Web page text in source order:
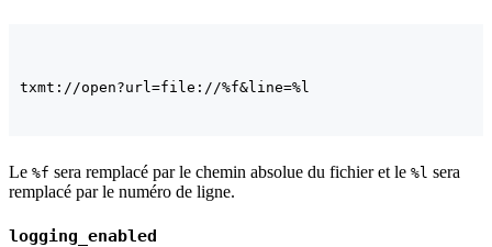
txmt://open?url=file://%f&line=%l
Le %f sera remplacé par le chemin absolue du fichier et le %l sera
remplacé par le numéro de ligne.
logging_enabled